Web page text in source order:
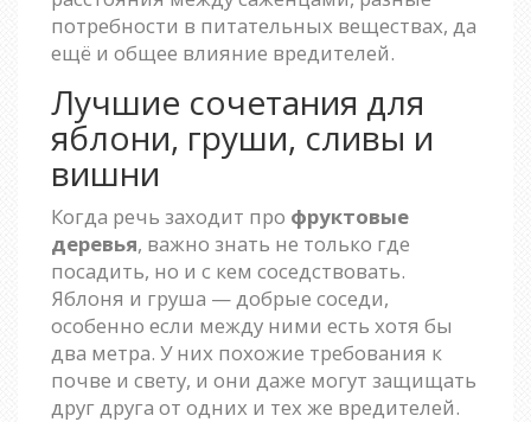
потребности в питательных веществах, да
ещё и общее влияние вредителей.
Лучшие сочетания для
яблони, груши, сливы и
вишни
Когда речь заходит про фруктовые
деревья, важно знать не только где
посадить, но и с кем соседствовать.
Яблоня и груша — добрые соседи,
особенно если между ними есть хотя бы
два метра. У них похожие требования к
почве и свету, и они даже могут защищать
друг друга от одних и тех же вредителей.